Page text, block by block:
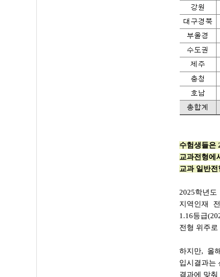
수험생들은
교과전형에
교과 일반
2025학년
지역인재
1.16등급
전형 위주
하지만, 올
입시결과는
결과에 맞